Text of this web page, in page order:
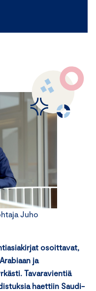
Juho
osoittavat,
ja
Tavaravientiä
haettiin Saudi-